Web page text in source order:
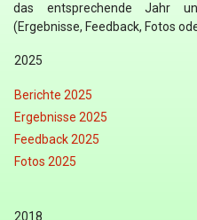
das entsprechende Jahr
(Ergebnisse, Feedback, Fotos
2025
Berichte 2025
Ergebnisse 2025
Feedback 2025
Fotos 2025
2018